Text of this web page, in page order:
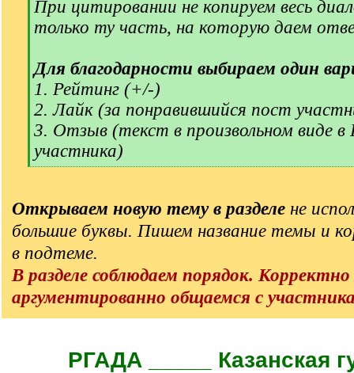
[
q
]
При цитировании не копируем весь
только ту часть, на которую даем
Для благодарности выбираем один
1. Рейтинг (+/-)
2. Лайк (за понравившийся пост
3. Отзыв (текст в произвольном виде
участника)
[
]
Открываем новую тему в разделе не
большие буквы. Пишем название темы и
в подтеме.
В разделе соблюдаем порядок.
аргументированно общаемся с
РГАДА _____ Казанская